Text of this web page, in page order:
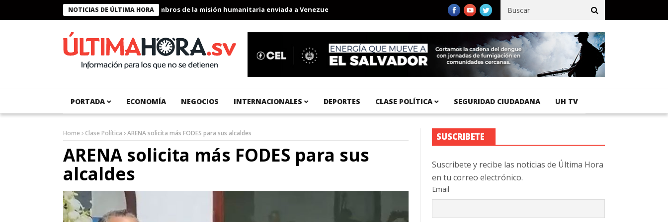
NOTICIAS DE ÚLTIMA HORA
Presidente Bukele condecora a miembros de la misión humanitaria enviada a Venezuela Aeropuerto Internacional del Pacífico registra 92 % de avance en obras de terracería
PORTADA ECONOMÍA NEGOCIOS INTERNACIONALES DEPORTES CLASE POLÍTICA SEGURIDAD CIUDADANA UH TV
Home Clase Política ARENA solicita más FODES para sus alcaldes
ARENA solicita más FODES para sus
alcaldes
SUSCRIBETE
Suscribete y recibe las noticias de Última Hora
en tu correo electrónico.
Email